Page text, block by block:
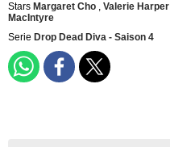
Stars Margaret Cho , Valerie Harper
MacIntyre
Serie Drop Dead Diva - Saison 4